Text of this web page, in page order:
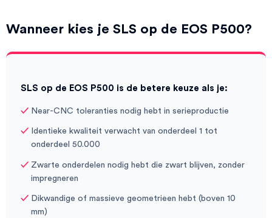
Wanneer kies je SLS op de EOS P500?
SLS op de EOS P500 is de betere keuze als je:
Near-CNC toleranties nodig hebt in serieproductie
Identieke kwaliteit verwacht van onderdeel 1 tot
onderdeel 50.000
Zwarte onderdelen nodig hebt die zwart blijven, zonder
impregneren
Dikwandige of massieve geometrieen hebt (boven 10
mm)